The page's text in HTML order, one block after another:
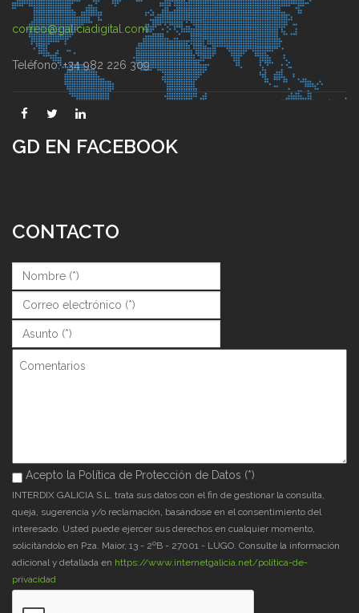
correo@galiciadigital.com
Teléfono: +34 982 226 309
GD EN FACEBOOK
CONTACTO
Nombre (*)*
Correo (*)*
Asunto (*)*
Comentarios
Acepto la Política de Protección de Datos (*)
Acepto la Política de Protección de Datos (*)
INTERDIX GALICIA S.L. trata sus datos con el fin de gestionar la consulta,
queja, sugerencia y/o reclamación, basándose en el consentimiento del
interesado. Usted puede ejercer sus derechos en cualquier momento,
solicitándolo en Pza. Maior, 13 - 2ºB - 27001 - LUGO. Consulte la información
adicional y detallada en https://www.internetgalicia.net/política-de-
privacidad